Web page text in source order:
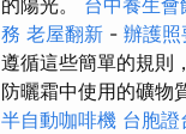
務 老屋翻新 - 辦護照
遵循這些簡單的規則
防曬霜中使用的礦物
半自動咖啡機 台胞證